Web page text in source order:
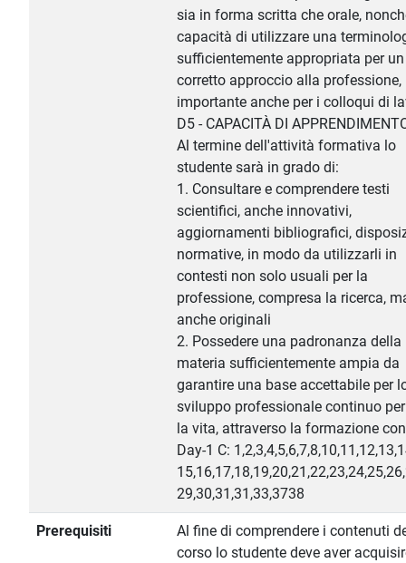
sia in forma scritta che orale,
capacità di utilizzare una
sufficientemente appropriata per un
corretto approccio alla professione,
importante anche per i colloqui di
D5 - CAPACITÀ DI
Al termine dell'attività formativa lo
studente sarà in grado di:
1. Consultare e comprendere testi
scientifici, anche innovativi,
aggiornamenti bibliografici,
normative, in modo da utilizzarli in
contesti non solo usuali per la
professione, compresa la ricerca,
anche originali
2. Possedere una padronanza della
materia sufficientemente ampia da
garantire una base accettabile per
sviluppo professionale continuo
la vita, attraverso la formazione
Day-1 C:
29,30,31,31,33,3738
Prerequisiti
Al fine di comprendere i contenuti
corso lo studente deve aver